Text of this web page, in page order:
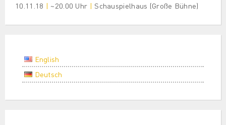
10.11.18 | ~20.00 Uhr | Schauspielhaus (Große Bühne)
English
Deutsch